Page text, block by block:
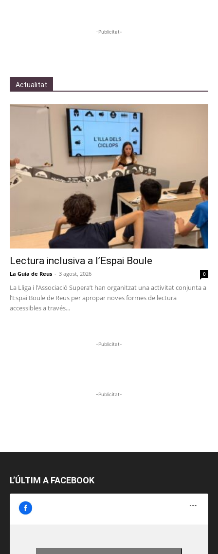
-Publicitat-
Actualitat
Lectura inclusiva a l’Espai Boule
La Guia de Reus - 3 agost, 2026 0
La Lliga i l’Associació Supera’t han organitzat una activitat conjunta a
l’Espai Boule de Reus per apropar noves formes de lectura
accessibles a través...
-Publicitat-
-Publicitat-
L’ÚLTIM A FACEBOOK